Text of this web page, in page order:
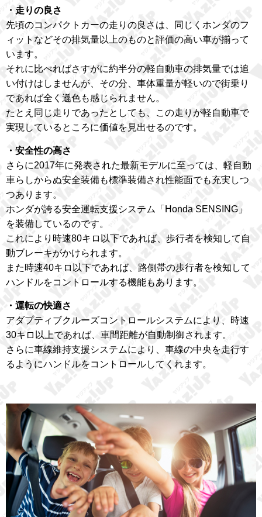
・走りの良さ
先頃のコンパクトカーの走りの良さは、同じくホンダのフ
ィットなどその排気量以上のものと評価の高い車が揃って
います。
それに比べればさすがに約半分の軽自動車の排気量では追
い付けはしませんが、その分、車体重量が軽いので街乗り
であれば全く遜色も感じられません。
たとえ同じ走りであったとしても、この走りが軽自動車で
実現しているところに価値を見出せるのです。
・安全性の高さ
さらに2017年に発表された最新モデルに至っては、軽自動
車らしからぬ安全装備も標準装備され性能面でも充実しつ
つあります。
ホンダが誇る安全運転支援システム「Honda SENSING」
を装備しているのです。
これにより時速80キロ以下であれば、歩行者を検知して自
動ブレーキがかけられます。
また時速40キロ以下であれば、路側帯の歩行者を検知して
ハンドルをコントロールする機能もあります。
・運転の快適さ
アダプティブクルーズコントロールシステムにより、時速
30キロ以上であれば、車間距離が自動制御されます。
さらに車線維持支援システムにより、車線の中央を走行す
るようにハンドルをコントロールしてくれます。